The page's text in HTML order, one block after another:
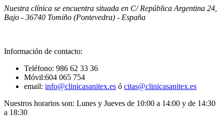
Nuestra clínica se encuentra situada en C/ República Argentina 24,
Bajo - 36740 Tomiño (Pontevedra) - España
Información de contacto:
Teléfono: 986 62 33 36
Móvil:604 065 754
email: info@clinicasanitex.es ó citas@clinicasanitex.es
Nuestros horarios son: Lunes y Jueves de 10:00 a 14:00 y de 14:30
a 18:30